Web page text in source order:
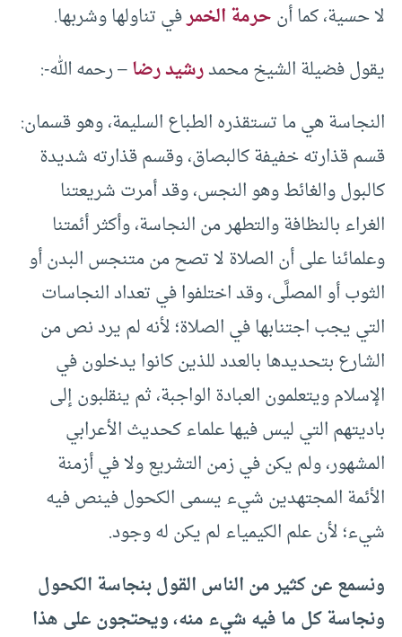
لا حسية، كما أنحرمة الخمرفي تناولها وشربها.
يقول فضيلة الشيخ محمدرشيد رضا– رحمه الله-:
النجاسة هي ما تستقذره الطباع السليمة، وهو قسمان:
قسم قذارته خفيفة كالبصاق، وقسم قذارته شديدة
كالبول والغائط وهو النجس، وقد أمرت شريعتنا
الغراء بالنظافة والتطهر من النجاسة، وأكثر أئمتنا
وعلمائنا على أن الصلاة لا تصح من متنجس البدن أو
الثوب أو المصلَّى، وقد اختلفوا في تعداد النجاسات
التي يجب اجتنابها في الصلاة؛ لأنه لم يرد نص من
الشارع بتحديدها بالعدد للذين كانوا يدخلون في
الإسلام ويتعلمون العبادة الواجبة، ثم ينقلبون إلى
باديتهم التي ليس فيها علماء كحديث الأعرابي
المشهور، ولم يكن في زمن التشريع ولا في أزمنة
الأئمة المجتهدين شيء يسمى الكحول فينص فيه
شيء؛ لأن علم الكيمياء لم يكن له وجود.
ونسمع عن كثير من الناس القول بنجاسة الكحول
ونجاسة كل ما فيه شيء منه، ويحتجون على هذا